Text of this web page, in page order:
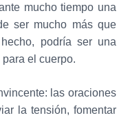
mucho tiempo una
ser mucho más que
podría ser una
el cuerpo.
las oraciones
la tensión, fomentar